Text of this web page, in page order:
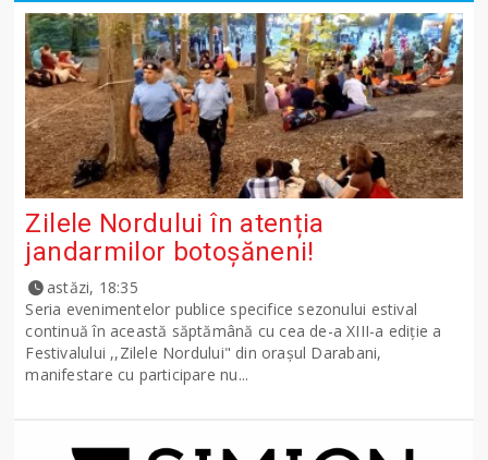
Zilele Nordului în atenția
jandarmilor botoșăneni!
astăzi, 18:35
Seria evenimentelor publice specifice sezonului estival
continuă în această săptămână cu cea de-a XIII-a ediție a
Festivalului ,,Zilele Nordului" din orașul Darabani,
manifestare cu participare nu...